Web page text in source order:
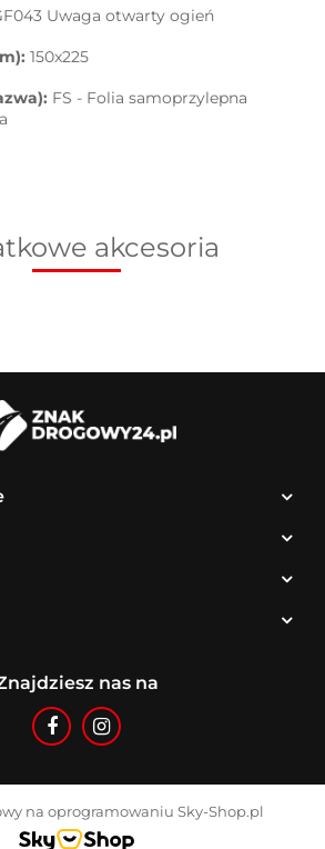
Uwaga otwarty ogień
150x225
FS - Folia samoprzylepna
akcesoria
nas na
na oprogramowaniu Sky-Shop.pl